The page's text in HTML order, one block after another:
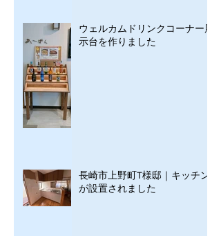
ウェルカムドリンクコーナー展
示台を作りました
長崎市上野町T様邸｜キッチン
が設置されました